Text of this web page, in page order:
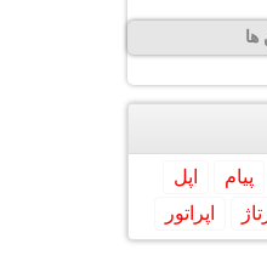
ها
پیام
اپل
اپراتور